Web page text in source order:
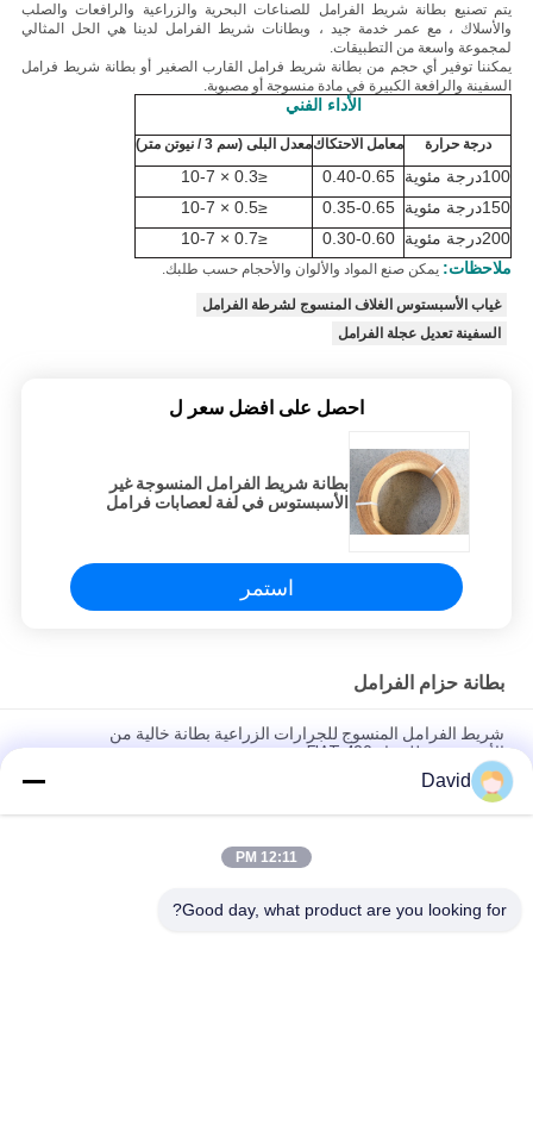
يتم تصنيع بطانة شريط الفرامل للصناعات البحرية والزراعية والرافعات والصلب
والأسلاك ، مع عمر خدمة جيد ، وبطانات شريط الفرامل لدينا هي الحل المثالي
لمجموعة واسعة من التطبيقات.
يمكننا توفير أي حجم من بطانة شريط فرامل القارب الصغير أو بطانة شريط فرامل
السفينة والرافعة الكبيرة في مادة منسوجة أو مصبوبة.
الأداء الفني
درجة حرارة معامل الاحتكاكمعدل البلى (سم 3 / نيوتن متر)
100درجة مئوية 0.40-0.65
≤
0.3 × 10
-7
150درجة مئوية 0.35-0.65
≤
0.5 × 10
-7
200درجة مئوية 0.30-0.60
≤
0.7 × 10
-7
ملاحظات: يمكن صنع المواد والألوان والأحجام حسب طلبك.
غياب الأسبستوس الغلاف المنسوج لشرطة الفرامل
السفينة تعديل عجلة الفرامل
احصل على افضل سعر ل
بطانة شريط الفرامل المنسوجة غير
الأسبستوس في لفة لعصابات فرامل
استمر
بطانة حزام الفرامل
شريط الفرامل المنسوج للجرارات الزراعية بطانة خالية من
الأسبستوس للجرار FIAT 480
شريط الفرامل المرن القائم على المطاط بطانة بطانة الفرامل
المصبوبة لشريط الفرامل
شريط الفرامل المصبوب بطانة بطانات الفرامل مصبوب مرنة لشريط
David
12:11 PM
Good day, what product are you looking for?